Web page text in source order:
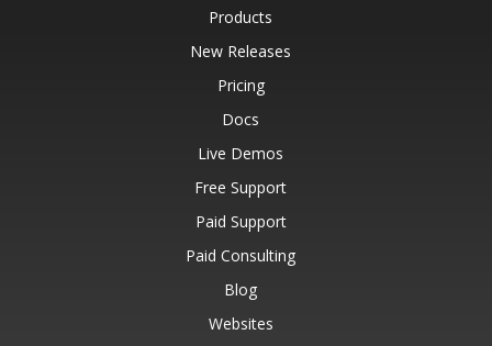
Products
New Releases
Pricing
Docs
Live Demos
Free Support
Paid Support
Paid Consulting
Blog
Websites